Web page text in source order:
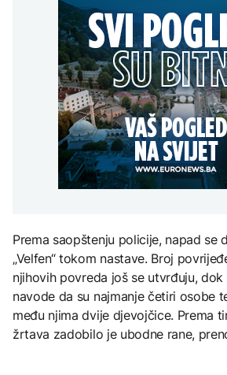
AKTUELNO
Pretis i
rade na
zaštite na radu
zaposlenih
Dunav se
otkrio
skrivene tajne:
mamuta do
brodova
zahvatili pet
površinu nego
godine
AKTUELNO
Teheran i Oman
dogovorili
novi pomorski
Hormuškom
na Mjesec
TEHNOLOGIJA
Britanska
kovnica iz
otpada izdvaja
melanoma:
uskoro
Prema saopštenju policije, napad se
„Velfen“ tokom nastave. Broj
njihovih povreda još se utvrđuju, dok
navode da su najmanje četiri osobe
među njima dvije djevojčice. Prema
žrtava zadobilo je ubodne rane,